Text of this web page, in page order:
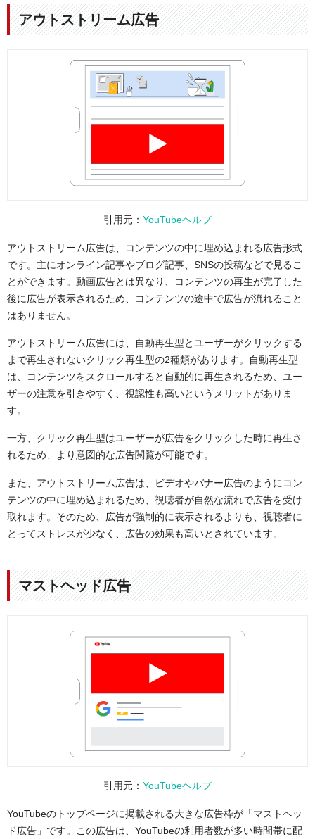
アウトストリーム広告
引用元： YouTubeヘルプ
アウトストリーム広告は、コンテンツの中に埋め込まれる広告形式
です。主にオンライン記事やブログ記事、SNSの投稿などで見るこ
とができます。動画広告とは異なり、コンテンツの再生が完了した
後に広告が表示されるため、コンテンツの途中で広告が流れること
はありません。
アウトストリーム広告には、自動再生型とユーザーがクリックする
まで再生されないクリック再生型の2種類があります。自動再生型
は、コンテンツをスクロールすると自動的に再生されるため、ユー
ザーの注意を引きやすく、視認性も高いというメリットがありま
す。
一方、クリック再生型はユーザーが広告をクリックした時に再生さ
れるため、より意図的な広告閲覧が可能です。
また、アウトストリーム広告は、ビデオやバナー広告のようにコン
テンツの中に埋め込まれるため、視聴者が自然な流れで広告を受け
取れます。そのため、広告が強制的に表示されるよりも、視聴者に
とってストレスが少なく、広告の効果も高いとされています。
マストヘッド広告
引用元： YouTubeヘルプ
YouTubeのトップページに掲載される大きな広告枠が「マストヘッ
ド広告」です。この広告は、YouTubeの利用者数が多い時間帯に配